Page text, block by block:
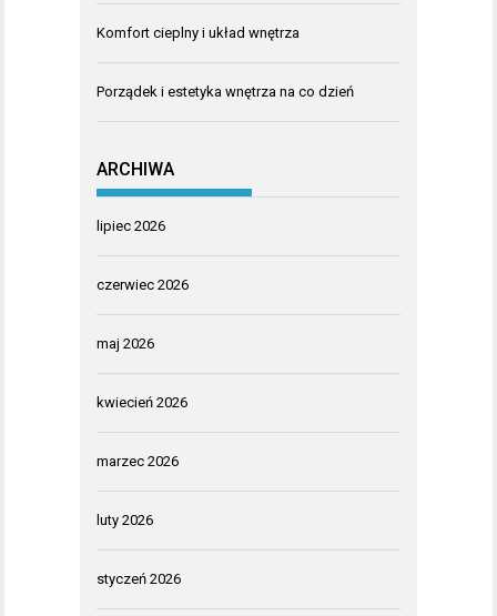
Komfort cieplny i układ wnętrza
Porządek i estetyka wnętrza na co dzień
ARCHIWA
lipiec 2026
czerwiec 2026
maj 2026
kwiecień 2026
marzec 2026
luty 2026
styczeń 2026